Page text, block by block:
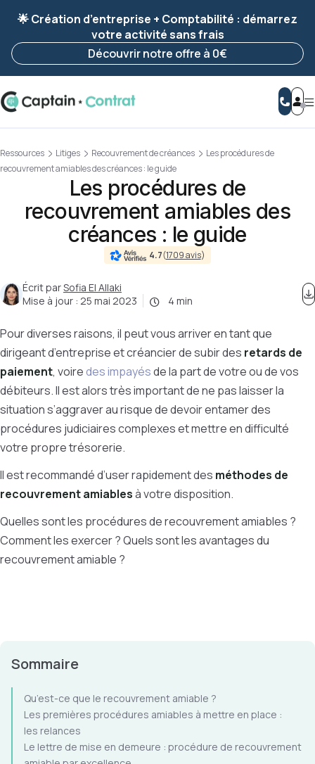
enregistrée 🚀
Reprendre ma démarche
🌟 Création d’entreprise + Comptabilité : démarrez
votre activité sans frais
Découvrir notre offre à 0€
Ressources Litiges Recouvrement de créances
Les procédures de
recouvrement amiables des créances : le guide
Les procédures de
recouvrement amiables des
créances : le guide
4.7(1709 avis)
Écrit parSofia El Allaki
Mise à jour : 25 mai 2023 4 min
Pour diverses raisons, il peut vous arriver en tant que
dirigeant d’entreprise et créancier de subir des retards de
paiement, voiredes impayésde la part de votre ou de vos
débiteurs. Il est alors très important de ne pas laisser la
situation s’aggraver au risque de devoir entamer des
procédures judiciaires complexes et mettre en difficulté
votre propre trésorerie.
Il est recommandé d’user rapidement des méthodes de
recouvrement amiablesà votre disposition.
Quelles sont les procédures de recouvrement amiables ?
Comment les exercer ? Quels sont les avantages du
recouvrement amiable ?
Sommaire
Qu’est-ce que le recouvrement amiable ?
Les premières procédures amiables à mettre en place :
les relances
Le lettre de mise en demeure : procédure de recouvrement